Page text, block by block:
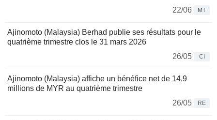
22/06
MT
Ajinomoto (Malaysia) Berhad publie ses résultats pour le
quatrième trimestre clos le 31 mars 2026
26/05
CI
Ajinomoto (Malaysia) affiche un bénéfice net de 14,9
millions de MYR au quatrième trimestre
26/05
RE